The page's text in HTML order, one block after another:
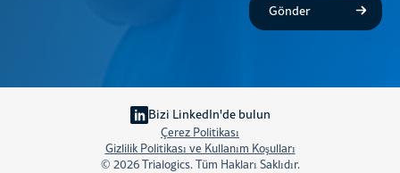
Gönder
Bizi LinkedIn'de bulun
Çerez Politikası
Gizlilik Politikası ve Kullanım Koşulları
© 2026 Trialogics. Tüm Hakları Saklıdır.